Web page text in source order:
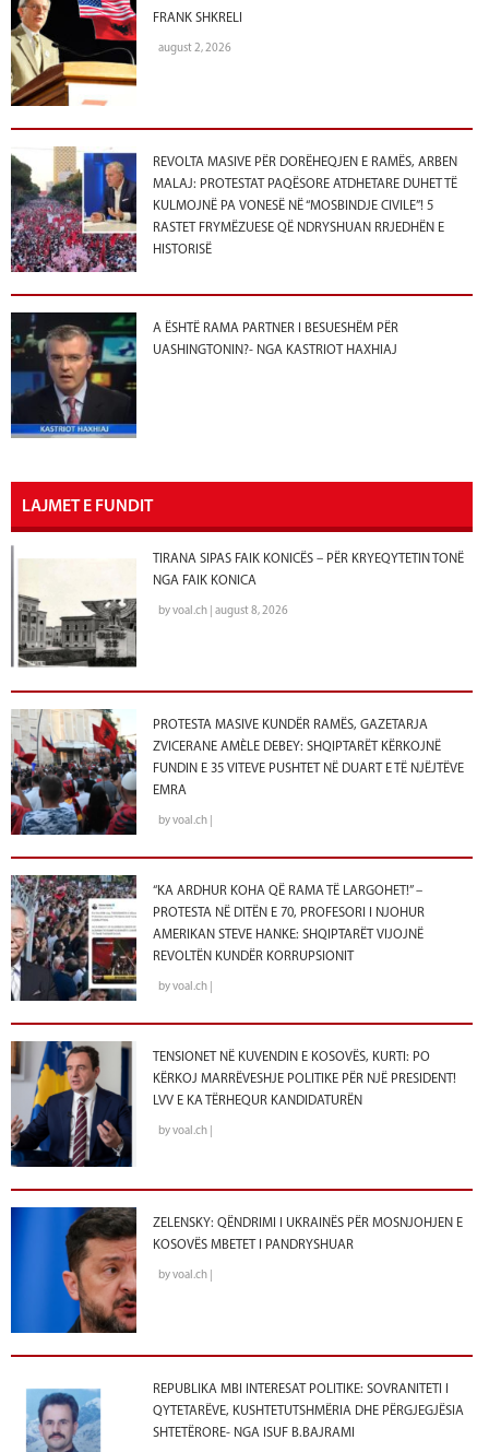
FRANK SHKRELI
august 2, 2026
REVOLTA MASIVE PËR DORËHEQJEN E RAMËS, ARBEN
MALAJ: PROTESTAT PAQËSORE ATDHETARE DUHET TË
KULMOJNË PA VONESË NË “MOSBINDJE CIVILE”! 5
RASTET FRYMËZUESE QË NDRYSHUAN RRJEDHËN E
HISTORISË
A ËSHTË RAMA PARTNER I BESUESHËM PËR
UASHINGTONIN?- NGA KASTRIOT HAXHIAJ
LAJMET E FUNDIT
TIRANA SIPAS FAIK KONICËS – PËR KRYEQYTETIN TONË
NGA FAIK KONICA
by voal.ch | august 8, 2026
PROTESTA MASIVE KUNDËR RAMËS, GAZETARJA
ZVICERANE AMÈLE DEBEY: SHQIPTARËT KËRKOJNË
FUNDIN E 35 VITEVE PUSHTET NË DUART E TË NJËJTËVE
EMRA
by voal.ch |
“KA ARDHUR KOHA QË RAMA TË LARGOHET!” –
PROTESTA NË DITËN E 70, PROFESORI I NJOHUR
AMERIKAN STEVE HANKE: SHQIPTARËT VIJOJNË
REVOLTËN KUNDËR KORRUPSIONIT
by voal.ch |
TENSIONET NË KUVENDIN E KOSOVËS, KURTI: PO
KËRKOJ MARRËVESHJE POLITIKE PËR NJË PRESIDENT!
LVV E KA TËRHEQUR KANDIDATURËN
by voal.ch |
ZELENSKY: QËNDRIMI I UKRAINËS PËR MOSNJOHJEN E
KOSOVËS MBETET I PANDRYSHUAR
by voal.ch |
REPUBLIKA MBI INTERESAT POLITIKE: SOVRANITETI I
QYTETARËVE, KUSHTETUTSHMËRIA DHE PËRGJEGJËSIA
SHTETËRORE- NGA ISUF B.BAJRAMI